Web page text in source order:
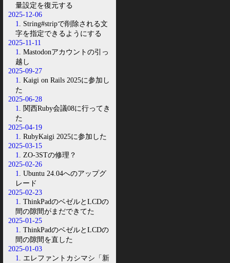
量設定を復元する
2025-12-06
1
. String#stripで削除される文
字を指定できるようにする
2025-11-11
1
. Mastodonアカウントの引っ
越し
2025-09-27
1
. Kaigi on Rails 2025に参加し
た
2025-06-28
1
. 関西Ruby会議08に行ってき
た
2025-04-19
1
. RubyKaigi 2025に参加した
2025-03-15
1
. ZO-3STの修理？
2025-02-26
1
. Ubuntu 24.04へのアップグ
レード
2025-02-23
1
. ThinkPadのベゼルとLCDの
間の隙間がまだできてた
2025-01-25
1
. ThinkPadのベゼルとLCDの
間の隙間を直した
2025-01-03
1
. エレファントカシマシ「新